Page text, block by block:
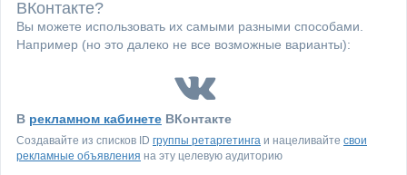
ВКонтакте?
Вы можете использовать их самыми разными способами.
Например (но это далеко не все возможные варианты):
В рекламном кабинете ВКонтакте
Создавайте из списков ID группы ретаргетинга и нацеливайте свои
рекламные объявления на эту целевую аудиторию